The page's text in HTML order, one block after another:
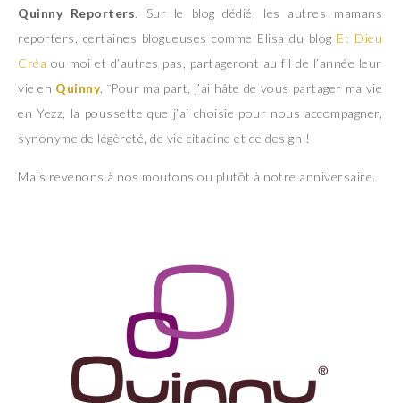
Quinny Reporters. Sur le blog dédié, les autres mamans
reporters, certaines blogueuses comme Elisa du blog Et Dieu
Créa ou moi et d’autres pas, partageront au fil de l’année leur
vie en Quinny. ¨Pour ma part, j’ai hâte de vous partager ma vie
en Yezz, la poussette que j’ai choisie pour nous accompagner,
synonyme de légèreté, de vie citadine et de design !
Mais revenons à nos moutons ou plutôt à notre anniversaire.